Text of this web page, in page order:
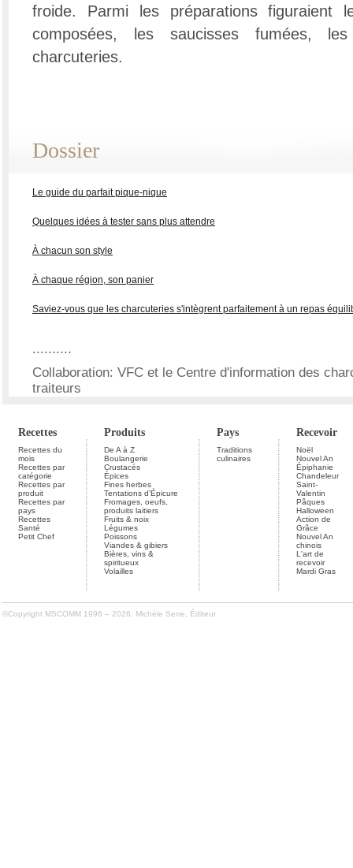
froide. Parmi les préparations figuraient
composées, les saucisses fumées,
charcuteries.
Dossier
Le guide du parfait pique-nique
Quelques idées à tester sans plus attendre
À chacun son style
À chaque région, son panier
Saviez-vous que les charcuteries s'intègrent parfaitement à un repas
..........
Collaboration: VFC et le Centre d'information des
traiteurs
Recettes Produits Pays Recevoir
Recettes du
mois
Recettes par
catégorie
Recettes par
produit
Recettes par
pays
Recettes
Santé
Petit Chef
De A à Z
Boulangerie
Crustacés
Épices
Fines herbes
Tentations d'Épicure
Fromages, oeufs,
produits laitiers
Fruits & noix
Légumes
Poissons
Viandes & gibiers
Bières, vins &
spiritueux
Volailles
Traditions
culinaires
Noël
Nouvel An
Épiphanie
Chandeleur
Saint-
Valentin
Pâques
Halloween
Action de
Grâce
Nouvel An
chinois
L'art de
recevoir
Mardi Gras
©Copyright MSCOMM 1996 – 2026. Michèle Serre, Éditeur